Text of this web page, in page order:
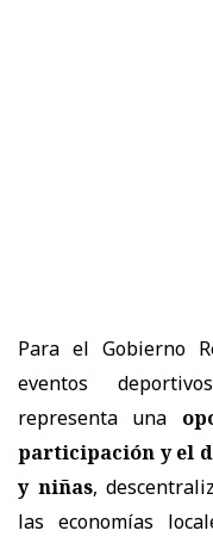
Para el Gobierno
eventos
representa una
participación y el
y niñas,
las economías